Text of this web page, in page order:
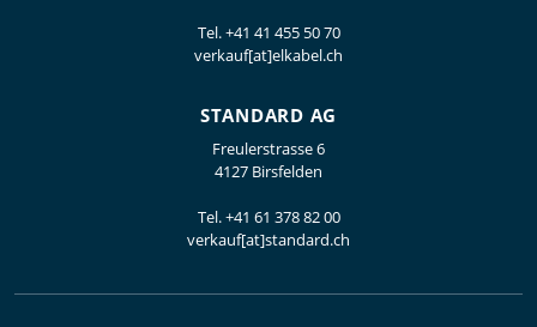
Tel.+41 41 455 50 70
verkauf[at]elkabel.ch
STANDARD AG
Freulerstrasse 6
4127 Birsfelden
Tel.+41 61 378 82 00
verkauf[at]standard.ch